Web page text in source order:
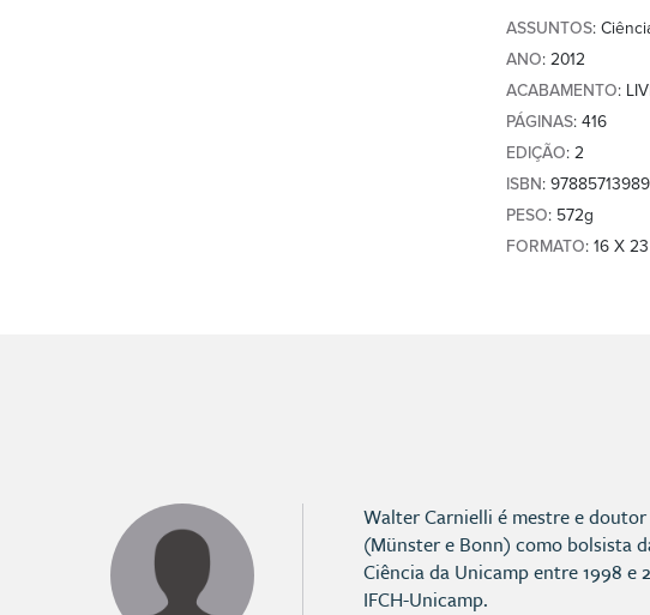
ASSUNTOS:
ANO: 2012
ACABAMENTO:
PÁGINAS: 416
EDIÇÃO: 2
ISBN:
PESO: 572g
FORMATO: 16 X 23
Walter Carnielli é mestre e
(Münster e Bonn) como bolsista
Ciência da Unicamp entre 1998
IFCH-Unicamp.